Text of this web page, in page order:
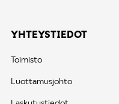
YHTEYSTIEDOT
Toimisto
Luottamusjohto